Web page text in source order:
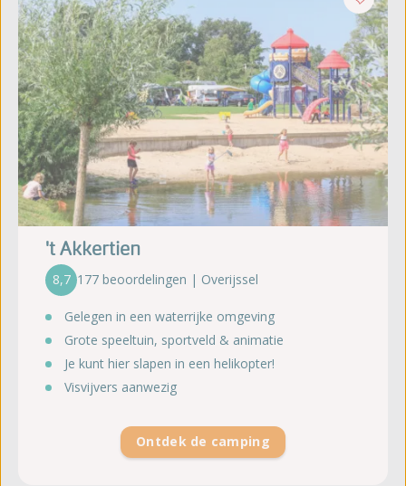
't Akkertien
8,7 177 beoordelingen | Overijssel
Gelegen in een waterrijke omgeving
Grote speeltuin, sportveld & animatie
Je kunt hier slapen in een helikopter!
Visvijvers aanwezig
Ontdek de camping